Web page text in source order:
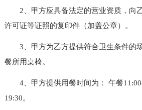
2、甲方应具备法定的营业资质，向
许可证等证照的复印件（加盖公章）。
3、甲方为乙方提供符合卫生条件的
餐所用桌椅。
4、甲方提供用餐时间为： 午餐
19:30。